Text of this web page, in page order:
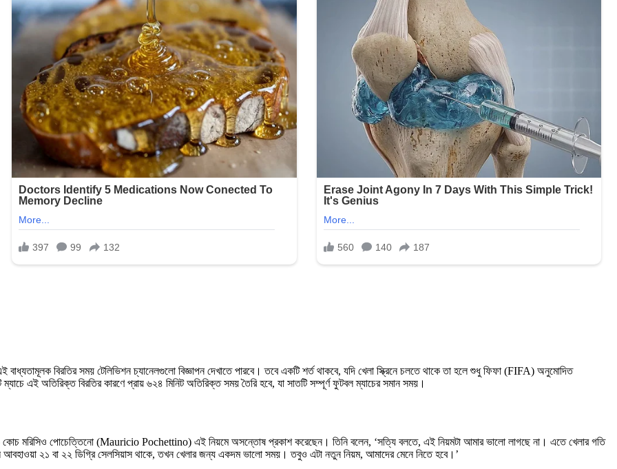
বিরতির সময় টেলিভিশন চ্যানেলগুলো বিজ্ঞাপন দেখাতে পারবে। তবে একটি শর্ত থাকবে, যদি খেলা স্ক্রিনে চলতে থাকে তা হলে শুধু ফিফা (FIFA) অনুমোদিত
এই অতিরিক্ত বিরতির কারণে প্রায় ৬২৪ মিনিট অতিরিক্ত সময় তৈরি হবে, যা সাতটি সম্পূর্ণ ফুটবল ম্যাচের সমান সময়।
কোচ মরিসিও পোচেত্তিনো (Mauricio Pochettino) এই নিয়মে অসন্তোষ প্রকাশ করেছেন। তিনি বলেন, ‘সত্যি বলতে, এই নিয়মটা আমার ভালো লাগছে না। এতে খেলার গতি
আবহাওয়া ২১ বা ২২ ডিগ্রি সেলসিয়াস থাকে, তখন খেলার জন্য একদম ভালো সময়। তবুও এটা নতুন নিয়ম, আমাদের মেনে নিতে হবে।’